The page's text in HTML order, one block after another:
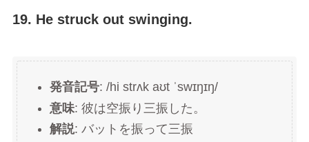
19. He struck out swinging.
発音記号: /hi strʌk aʊt ˈswɪŋɪŋ/
意味: 彼は空振り三振した。
解説: バットを振って三振